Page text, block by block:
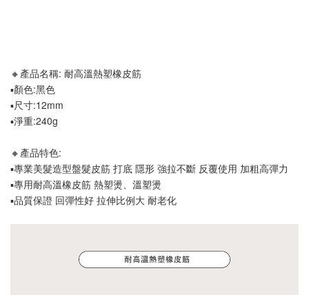
🔸產品名稱: 耐高溫熱塑橡皮筋
▪️顏色:黑色
▪️尺寸:12mm
▪️淨重:240g
🔸產品特色:
▪️專業美髮造型盤髮皮筋 打底 隱形 強拉不斷 反覆使用 加粗高彈力
▪️專用耐高溫橡皮筋 熱塑燙、溫塑燙
▪️品質保證 回彈性好 拉伸比例大 耐老化